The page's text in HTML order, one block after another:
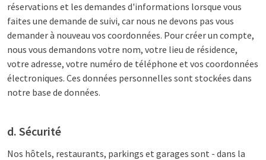
réservations et les demandes d'informations lorsque vous
faites une demande de suivi, car nous ne devons pas vous
demander à nouveau vos coordonnées. Pour créer un compte,
nous vous demandons votre nom, votre lieu de résidence,
votre adresse, votre numéro de téléphone et vos coordonnées
électroniques. Ces données personnelles sont stockées dans
notre base de données.
d. Sécurité
Nos hôtels, restaurants, parkings et garages sont - dans la